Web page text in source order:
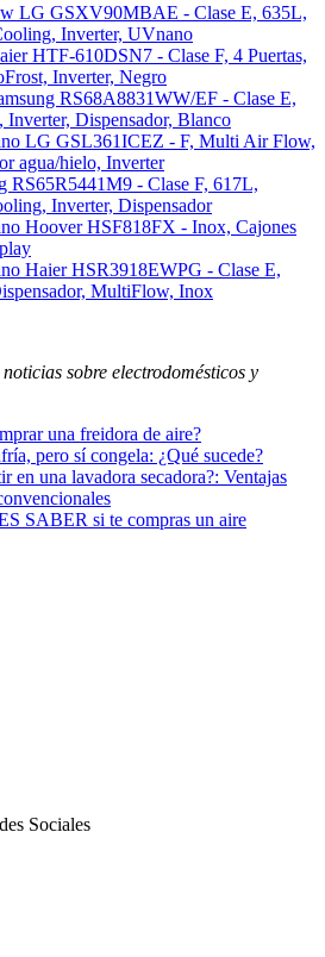
LG GSXV90MBAE - Clase E, 635L,
Inverter, UVnano
HTF-610DSN7 - Clase F, 4 Puertas,
Inverter, Negro
RS68A8831WW/EF - Clase E,
Dispensador, Blanco
LG GSL361ICEZ - F, Multi Air Flow,
agua/hielo, Inverter
RS65R5441M9 - Clase F, 617L,
Inverter, Dispensador
Hoover HSF818FX - Inox, Cajones
Haier HSR3918EWPG - Clase E,
MultiFlow, Inox
sobre electrodomésticos y
una freidora de aire?
pero sí congela: ¿Qué sucede?
en una lavadora secadora?: Ventajas
SABER si te compras un aire
Sociales